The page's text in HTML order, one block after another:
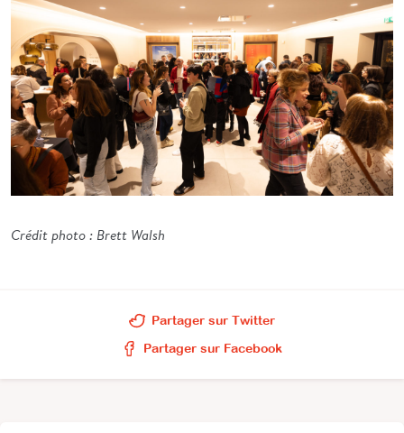
Crédit photo : Brett Walsh
Partager sur Twitter
Partager sur Facebook